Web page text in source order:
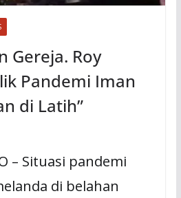
Gereja. Roy
Pandemi Iman
di Latih”
– Situasi pandemi
di belahan